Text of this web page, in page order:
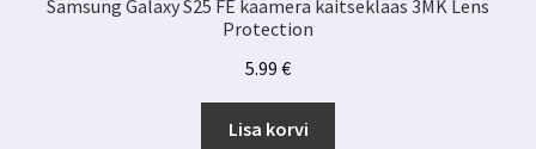
Samsung Galaxy S25 FE kaamera kaitseklaas 3MK Lens
Protection
5.99 €
Lisa korvi